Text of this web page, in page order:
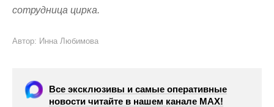
сотрудница цирка.
Автор: Инна Любимова
Все эксклюзивы и самые оперативные
новости читайте в нашем канале МАХ!